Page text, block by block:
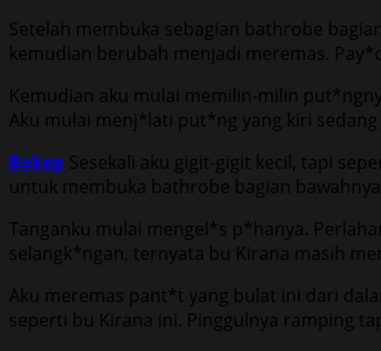
Setelah membuka sebagian bathrobe
kemudian berubah menjadi meremas.
Kemudian aku mulai memilin-milin
Aku mulai menj*lati put*ng yang kiri
Bokep Sesekali aku gigit-gigit kecil, tapi
untuk membuka bathrobe bagian
Tanganku mulai mengel*s p*hanya.
selangk*ngan, ternyata bu Kirana masih
Aku meremas pant*t yang bulat ini dari
seperti bu Kirana ini. Pinggulnya ramping